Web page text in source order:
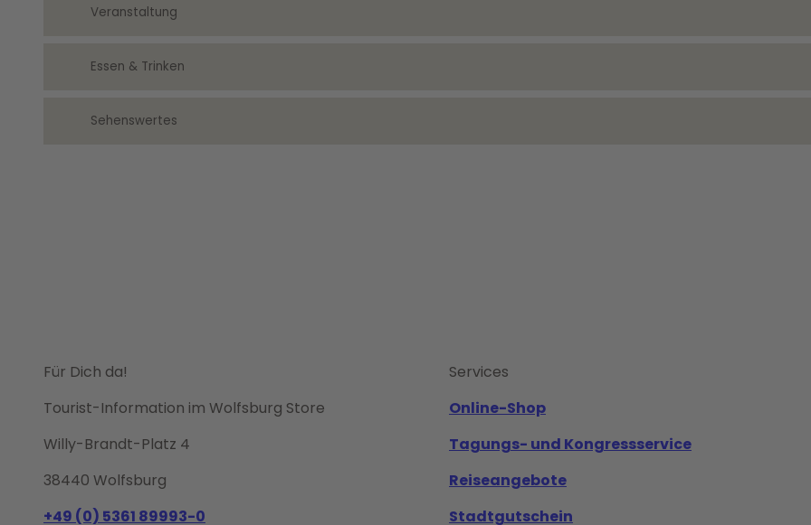
Veranstaltung
Essen & Trinken
Sehenswertes
Für Dich da!
Tourist-Information im Wolfsburg Store
Willy-Brandt-Platz 4
38440 Wolfsburg
+49 (0) 5361 89993-0
Services
Online-Shop
Tagungs- und Kongressservice
Reiseangebote
Stadtgutschein